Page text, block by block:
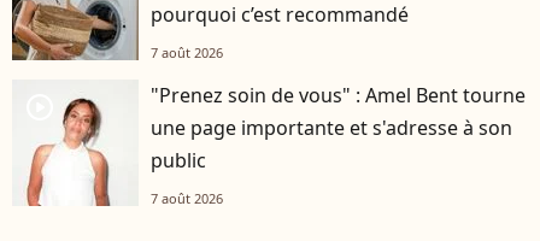
pourquoi c’est recommandé
7 août 2026
"Prenez soin de vous" : Amel Bent tourne
une page importante et s'adresse à son
public
7 août 2026